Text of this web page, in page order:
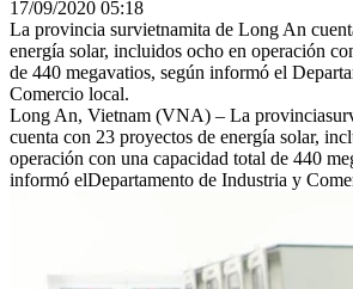
17/09/2020 05:18
La provincia survietnamita de Long An
energía solar, incluidos ocho en operación
de 440 megavatios, según informó el
Comercio local.
Long An, Vietnam (VNA) – La
cuenta con 23 proyectos de energía solar,
operación con una capacidad total de 440
informó elDepartamento de Industria y